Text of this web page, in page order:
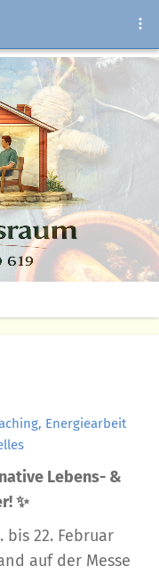
Energiearbeit
Lebens- &
✨
bis 22. Februar
auf der Messe